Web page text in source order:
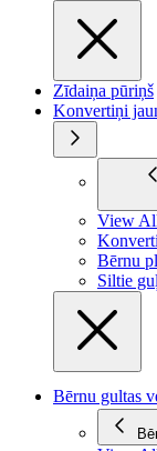
Zīdaiņa pūriņš
Konvertiņi
View
Bērnu
Siltie
Bērnu gultas